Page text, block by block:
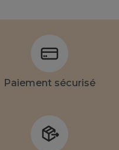
Paiement sécurisé